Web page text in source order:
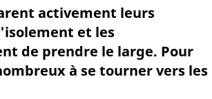
activement leurs
et les
de prendre le large. Pour
à se tourner vers les